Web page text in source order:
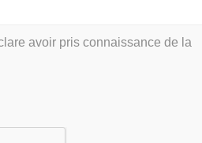
avoir pris connaissance de la